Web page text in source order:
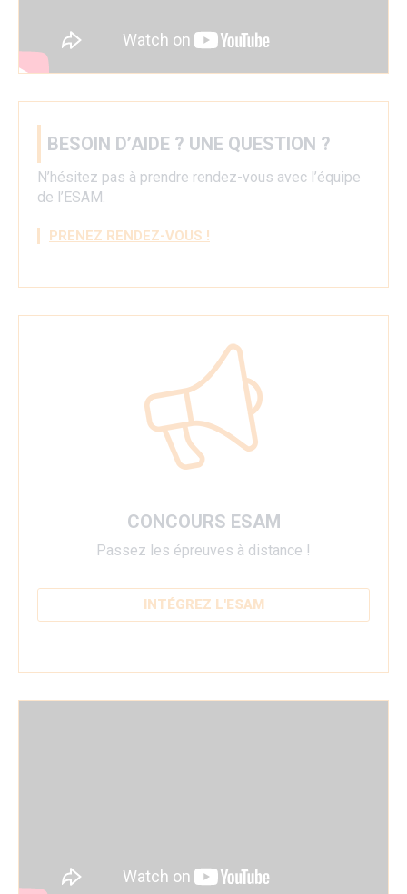
BESOIN D’AIDE ? UNE QUESTION ?
N’hésitez pas à prendre rendez-vous avec l’équipe
de l’ESAM.
PRENEZ RENDEZ-VOUS !
CONCOURS ESAM
Passez les épreuves à distance !
INTÉGREZ L'ESAM